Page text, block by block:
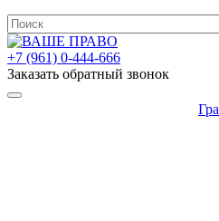
+7 (961) 0-444-666
Заказать обратный звонок